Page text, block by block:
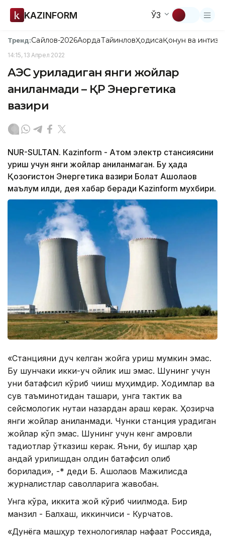
KAZINFORM ЎЗ
Тренд:Сайлов-2026АқордаТайинловҲодисаҚонун ва
14:15, 13 Апрел 2022
АЭС қуриладиган янги жойлар
аниқланмади – ҚР Энергетика
вазири
NUR-SULTAN. Кazinform - Атом электр стансиясини
қуриш учун янги жойлар аниқланмаган. Бу ҳақда
Қозоғистон Энергетика вазири Болат Ақшолақов
маълум қилди, дея хабар беради Kazinform мухбири.
«Станцияни дуч келган жойга қуриш мумкин эмас.
Бу шунчаки икки-уч ойлик иш эмас. Шунинг учун
уни батафсил кўриб чиқиш муҳимдир. Ходимлар ва
сув таъминотидан ташқари, унга тактик ва
сейсмологик нуқтаи назардан қараш керак. Ҳозирча
янги жойлар аниқланмади. Чунки станция қурадиган
жойлар кўп эмас. Шунинг учун кенг қамровли
тадқиқотлар ўтказиш керак. Яъни, бу ишлар ҳар
қандай қурилишдан олдин батафсил олиб
борилади», -* деди Б. Ақшолақов Мажилисда
журналистлар саволларига жавобан.
Унга кўра, иккита жой кўриб чиқилмоқда. Бир
манзил - Балхаш, иккинчиси - Курчатов.
«Дунёга машҳур технологиялар нафақат Россияда,